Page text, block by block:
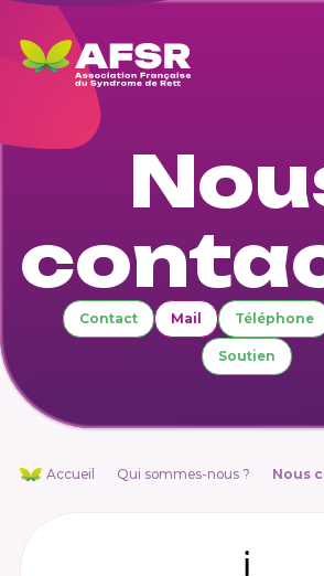
Contact Mail Téléphone
Soutien
Accueil Qui sommes-nous ? Nous
ℹ️